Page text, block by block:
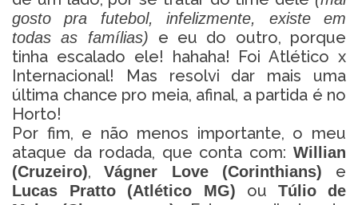
gosto pra futebol, infelizmente, existe em
todas as famílias) e eu do outro, porque
tinha escalado ele! hahaha! Foi Atlético x
Internacional! Mas resolvi dar mais uma
última chance pro meia, afinal, a partida é no
Horto!
Por fim, e não menos importante, o meu
ataque da rodada, que conta com: Willian
(Cruzeiro),Vágner Love (Corinthians) e
Lucas Pratto (Atlético MG) ou Túlio de